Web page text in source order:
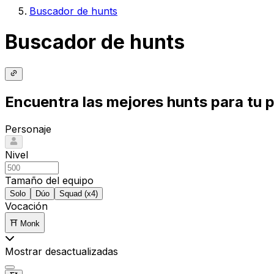
Buscador de hunts
Buscador de hunts
Encuentra las mejores hunts para tu
Personaje
Nivel
Tamaño del equipo
Solo Dúo Squad (x4)
Vocación
⛩️ Monk
Mostrar desactualizadas